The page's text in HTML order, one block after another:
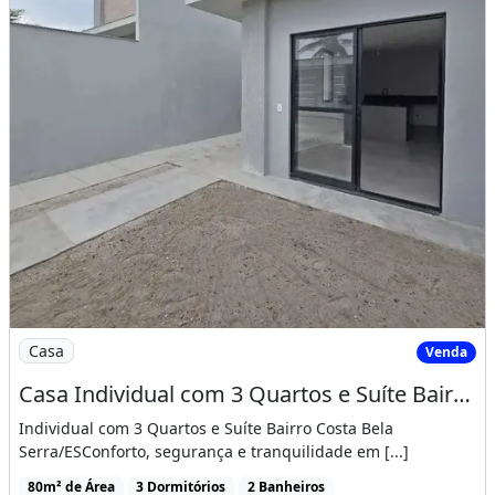
Imagem: Casa Individual com 3 Quartos e Suíte Bairro
Casa Venda
Casa Individual com 3 Quartos e Suíte Bairro Costa Bela
Individual com 3 Quartos e Suíte Bairro Costa Bela
Serra/ESConforto, segurança e tranquilidade em [...]
80m² de Área 3 Dormitórios 2 Banheiros